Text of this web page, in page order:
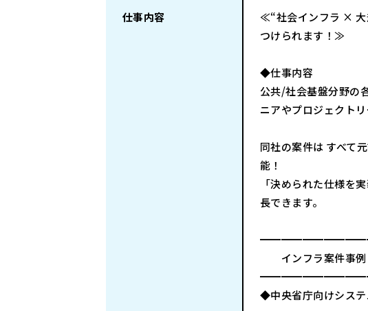
仕事内容
≪“社会インフラ × 大
つけられます！≫
◆仕事内容
公共/社会基盤分野の
ニアやプロジェクト
同社の案件は すべて
能！
「決められた仕様を
長できます。
インフラ案件事例
◆中央省庁向けシス